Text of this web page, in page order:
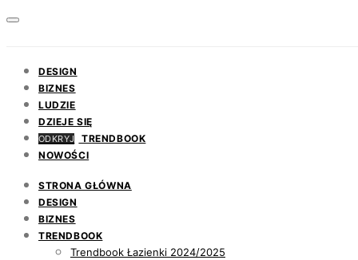
DESIGN
BIZNES
LUDZIE
DZIEJE SIĘ
ODKRYJ
TRENDBOOK
NOWOŚCI
STRONA GŁÓWNA
DESIGN
BIZNES
TRENDBOOK
Trendbook Łazienki 2024/2025